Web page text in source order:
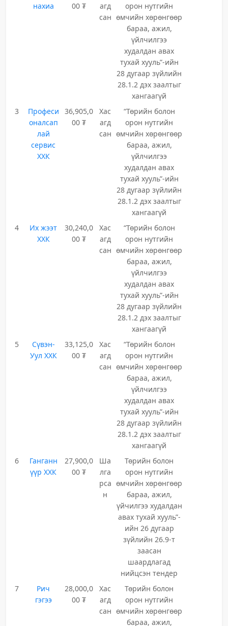
нахиа
00 ₮
агд
сан
орон нутгийн
өмчийн хөрөнгөөр
бараа, ажил,
үйлчилгээ
худалдан авах
тухай хууль”-ийн
28 дугаар зүйлийн
28.1.2 дэх заалтыг
хангаагүй
3
Професи
оналсап
лай
сервис
ХХК
36,905,0
00 ₮
Хас
агд
сан
“Төрийн болон
орон нутгийн
өмчийн хөрөнгөөр
бараа, ажил,
үйлчилгээ
худалдан авах
тухай хууль”-ийн
28 дугаар зүйлийн
28.1.2 дэх заалтыг
хангаагүй
4
Их жээт
ХХК
30,240,0
00 ₮
Хас
агд
сан
“Төрийн болон
орон нутгийн
өмчийн хөрөнгөөр
бараа, ажил,
үйлчилгээ
худалдан авах
тухай хууль”-ийн
28 дугаар зүйлийн
28.1.2 дэх заалтыг
хангаагүй
5
Сүвэн-
Уул ХХК
33,125,0
00 ₮
Хас
агд
сан
“Төрийн болон
орон нутгийн
өмчийн хөрөнгөөр
бараа, ажил,
үйлчилгээ
худалдан авах
тухай хууль”-ийн
28 дугаар зүйлийн
28.1.2 дэх заалтыг
хангаагүй
6
Ганганн
үүр ХХК
27,900,0
00 ₮
Ша
лга
рса
н
Төрийн болон
орон нутгийн
өмчийн хөрөнгөөр
бараа, ажил,
үйчилгээ худалдан
авах тухай хууль”-
ийн 26 дугаар
зүйлийн 26.9-т
заасан
шаардлагад
нийцсэн тендер
7
Рич
гэгээ
28,000,0
00 ₮
Хас
агд
сан
Төрийн болон
орон нутгийн
өмчийн хөрөнгөөр
бараа, ажил,